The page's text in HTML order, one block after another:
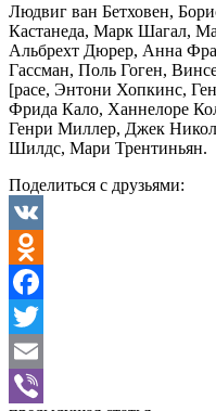
Людвиг ван Бетховен,
Кастанеда, Марк Шагал,
Альбрехт Дюрер, Анна
Гассман, Поль Гоген,
[расе, Энтони Хопкинс,
Фрида Кало, Ханнелоре
Генри Миллер, Джек
Шилдс, Мари Трентиньян.
Поделиться с друзьями:
VK
Odnoklassniki
Facebook
Twitter
Email